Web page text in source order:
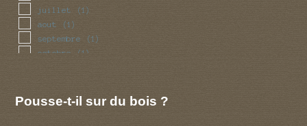
juillet (1)
aout (1)
septembre (1)
octobre (1)
Pousse-t-il sur du bois ?